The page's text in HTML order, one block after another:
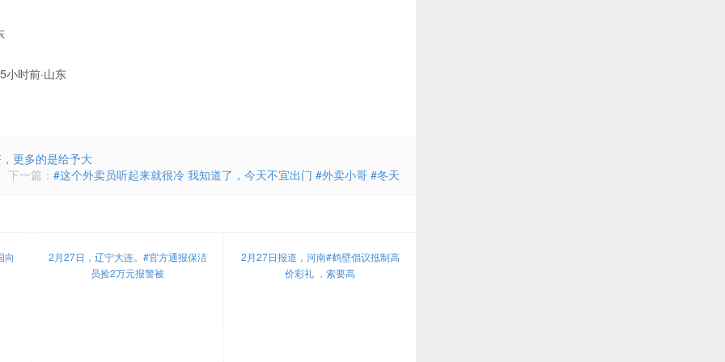
时前·山东
更多的是给予大
下一篇： #这个外卖员听起来就很冷 我知道了，今天不宜出门 #外卖小哥 #冬天
向
2月27日，辽宁大连。#官方通报保洁
员捡2万元报警被
2月27日报道，河南#鹤壁倡议抵制高
价彩礼 ，索要高